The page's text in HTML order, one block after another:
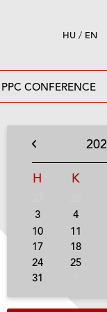
HU / EN
PPC CONFERENCE
H K
3
4
10
11
17
18
24
25
31